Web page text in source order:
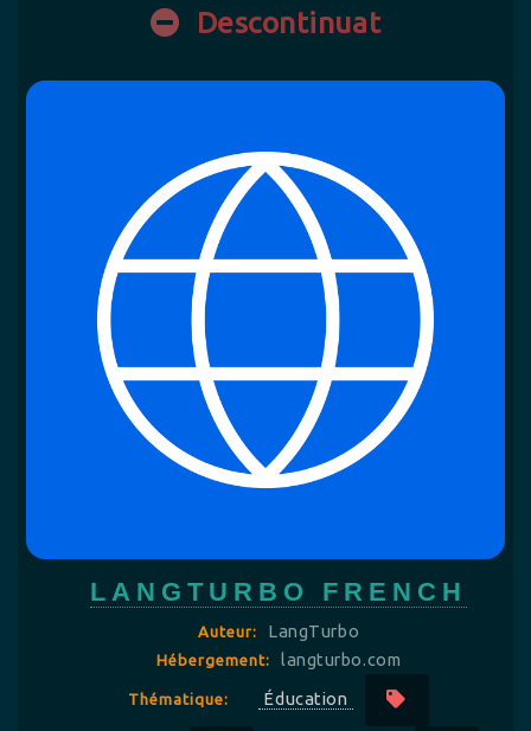
Descontinuat
LANGTURBO FRENCH
Auteur: LangTurbo
Hébergement: langturbo.com
Thématique: Éducation